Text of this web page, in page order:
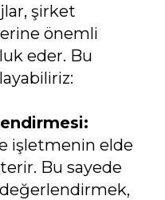
şirket
önemli
eder. Bu
işletmenin elde
Bu sayede